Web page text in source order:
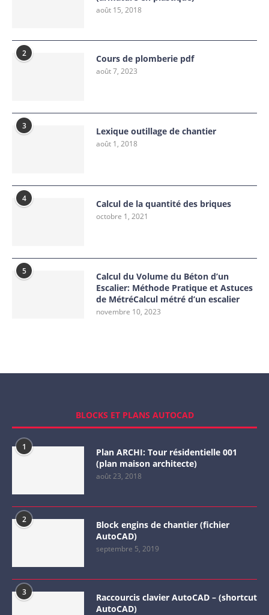
août 15, 2018
2 Cours de plomberie pdf
août 7, 2023
3 Lexique outillage de chantier
août 1, 2018
4 Calcul de la quantité des briques
octobre 1, 2021
5
Calcul du Volume du Béton d’un
Escalier: Méthode Pratique et Astuces
de MétréCalcul métré d’un escalier
novembre 10, 2023
BLOCKS ET PLANS AUTOCAD
1
Plan ARCHI: Tour résidentielle 001
(plan maison architecte)
août 23, 2018
2
Block engins de chantier (fichier
AutoCAD)
septembre 5, 2019
3
Raccourcis clavier AutoCAD – (shortcut
AutoCAD)